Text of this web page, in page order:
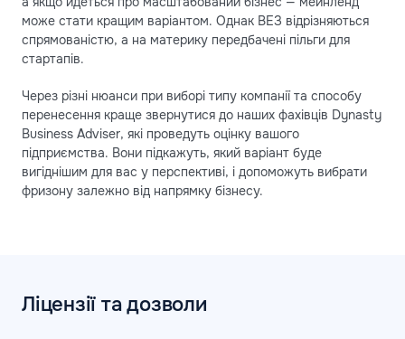
може стати кращим варіантом. Однак ВЕЗ відрізняються
спрямованістю, а на материку передбачені пільги для
стартапів.
Через різні нюанси при виборі типу компанії та способу
перенесення краще звернутися до наших фахівців Dynasty
Business Adviser, які проведуть оцінку вашого
підприємства. Вони підкажуть, який варіант буде
вигіднішим для вас у перспективі, і допоможуть вибрати
фризону залежно від напрямку бізнесу.
Ліцензії та дозволи